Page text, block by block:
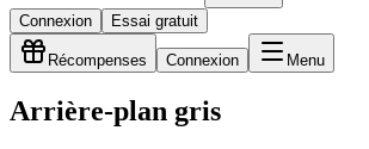
Connexion Essai gratuit
Récompenses Connexion Menu
Arrière-plan gris